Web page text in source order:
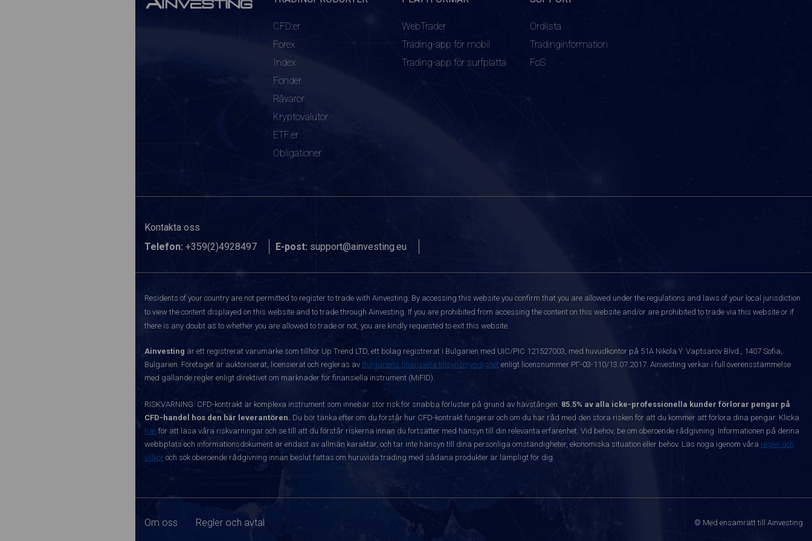
CFD:er
Forex
Index
Fonder
Råvaror
Kryptovalutor
ETF:er
Obligationer
WebTrader
Trading-app för mobil
Trading-app för surfplatta
Ordlista
Tradinginformation
FoS
Kontakta oss
Telefon: +359(2)4928497 E-post: support@ainvesting.eu
Residents of your country are not permitted to register to trade with Ainvesting. By accessing this website you confirm that you are allowed under the regulations and laws of your local jurisdiction
to view the content displayed on this website and to trade through Ainvesting. If you are prohibited from accessing the content on this website and/or are prohibited to trade via this website or if
there is any doubt as to whether you are allowed to trade or not, you are kindly requested to exit this website.
Ainvesting är ett registrerat varumärke som tillhör Up Trend LTD, ett bolag registrerat i Bulgarien med UIC/PIC 121527003, med huvudkontor på 51A Nikola Y. Vaptsarov Blvd., 1407 Sofia,
Bulgarien. Företaget är auktoriserat, licensierat och regleras av Bulgariens finansiella tillsynsmyndighet enligt licensnummer РГ-03-110/13.07.2017. Ainvesting verkar i full överensstämmelse
med gällande regler enligt direktivet om marknader för finansiella instrument (MiFID).
RISKVARNING: CFD-kontrakt är komplexa instrument som innebär stor risk för snabba förluster på grund av hävstången. 85.5% av alla icke-professionella kunder förlorar pengar på
CFD-handel hos den här leverantören. Du bör tänka efter om du förstår hur CFD-kontrakt fungerar och om du har råd med den stora risken för att du kommer att förlora dina pengar. Klicka
här för att läsa våra riskvarningar och se till att du förstår riskerna innan du fortsätter med hänsyn till din relevanta erfarenhet. Vid behov, be om oberoende rådgivning. Informationen på denna
webbplats och informationsdokument är endast av allmän karaktär, och tar inte hänsyn till dina personliga omständigheter, ekonomiska situation eller behov. Läs noga igenom våra regler och
villkor och sök oberoende rådgivning innan beslut fattas om huruvida trading med sådana produkter är lämpligt för dig.
Om oss Regler och avtal © Med ensamrätt till Ainvesting